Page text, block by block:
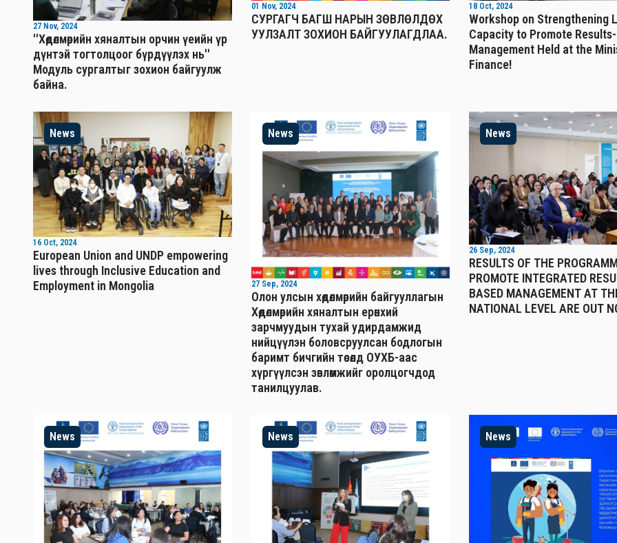
27 Nov, 2024
''Хөдөлмөрийн хяналтын орчин үеийн үр
дүнтэй тогтолцоог бүрдүүлэх нь''
Mодуль сургалтыг зохион байгуулж
байна.
01 Nov, 2024
СУРГАГЧ БАГШ НАРЫН ЗӨВЛӨЛДӨХ
УУЛЗАЛТ ЗОХИОН БАЙГУУЛАГДЛАА.
18 Oct, 2024
Workshop on Strengthening
Capacity to Promote
Management Held at the
Finance!
News
16 Oct, 2024
European Union and UNDP empowering
lives through Inclusive Education and
Employment in Mongolia
News
27 Sep, 2024
Олон улсын хөдөлмөрийн байгууллагын
Хөдөлмөрийн хяналтын ерөнхий
зарчмуудын тухай удирдамжид
нийцүүлэн боловсруулсан бодлогын
баримт бичгийн төсөлд ОУХБ-аас
хүргүүлсэн зөвлөмжийг оролцогчдод
танилцуулав.
News
26 Sep, 2024
RESULTS OF THE
PROMOTE INTEGRATED
BASED MANAGEMENT AT
NATIONAL LEVEL ARE OUT
News News News